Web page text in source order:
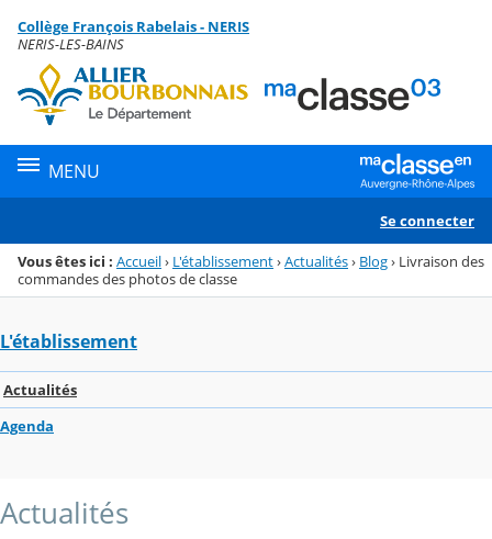
Menu de la rubrique
Contenu
Collège François Rabelais - NERIS
NERIS-LES-BAINS
MENU
Se connecter
Vous êtes ici : Accueil› L'établissement›Actualités› Blog› Livraison des
commandes des photos de classe
L'établissement
Actualités
Agenda
Actualités